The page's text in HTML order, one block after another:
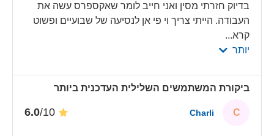
בדיוק חזרתי מסין ואני חייב לומר שאקספרס עשה את
העבודה. הייתי צריך וי פי אן לנסיעה של שבועיים ופשוט
קרא...
יותר
ביקורת המשתמשים השלילית העדכנית ביותר
C
Charli
/10